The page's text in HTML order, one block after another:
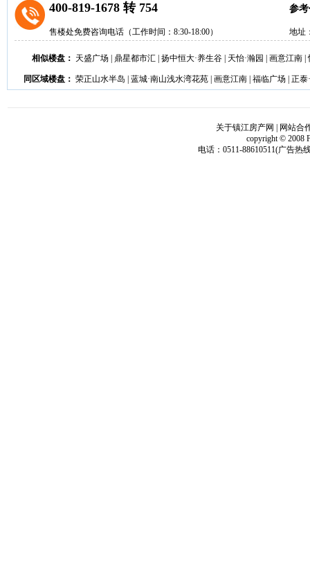
400-819-1678 转 754
售楼处免费咨询电话（工作时间：8:30-18:00）
参
地址
相似楼盘： 天盛广场 鼎星都市汇 扬中恒大·养生谷 天怡·瀚园 画意江南 |
同区域楼盘： 荣正山水半岛 蓝城·南山浅水湾花苑 画意江南 福临广场 正泰
关于镇江房产网
网站合
copyright © 2008
电话：0511-88610511(广告热